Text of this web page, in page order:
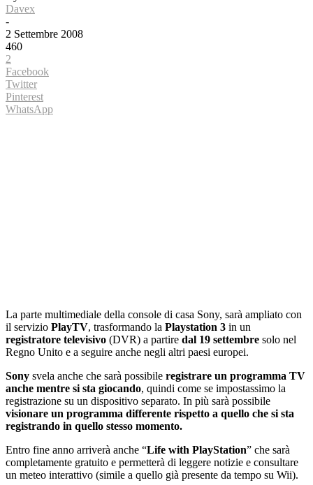
Davex
-
2 Settembre 2008
460
2
Facebook
Twitter
Pinterest
WhatsApp
La parte multimediale della console di casa Sony, sarà ampliato con
il servizio PlayTV, trasformando la Playstation 3 in un
registratore televisivo (DVR) a partire dal 19 settembre solo nel
Regno Unito e a seguire anche negli altri paesi europei.
Sony svela anche che sarà possibile registrare un programma TV
anche mentre si sta giocando, quindi come se impostassimo la
registrazione su un dispositivo separato. In più sarà possibile
visionare un programma differente rispetto a quello che si sta
registrando in quello stesso momento.
Entro fine anno arriverà anche “Life with PlayStation” che sarà
completamente gratuito e permetterà di leggere notizie e consultare
un meteo interattivo (simile a quello già presente da tempo su Wii).